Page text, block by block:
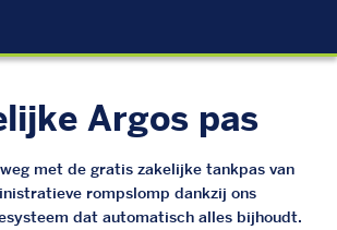
Argos pas
met de gratis zakelijke tankpas van
rompslomp dankzij ons
dat automatisch alles bijhoudt.